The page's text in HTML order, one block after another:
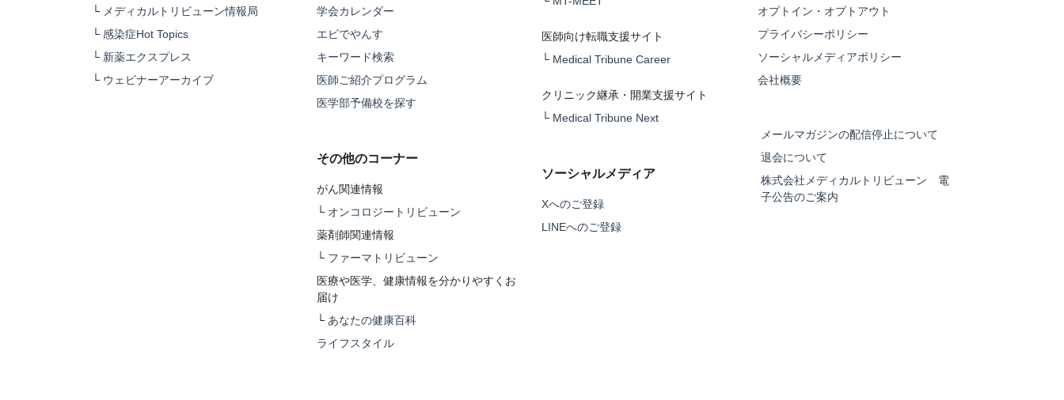
└ メディカルトリビューン情報局
└ 感染症Hot Topics
└ 新薬エクスプレス
└ ウェビナーアーカイブ
学会カレンダー
エビでやんす
キーワード検索
医師ご紹介プログラム
医学部予備校を探す
その他のコーナー
がん関連情報
└ オンコロジートリビューン
薬剤師関連情報
└ ファーマトリビューン
医療や医学、健康情報を分かりやすくお
届け
└ あなたの健康百科
ライフスタイル
医師向け転職支援サイト
└ Medical Tribune Career
クリニック継承・開業支援サイト
└ Medical Tribune Next
ソーシャルメディア
Xへのご登録
LINEへのご登録
オプトイン・オプトアウト
プライバシーポリシー
ソーシャルメディアポリシー
会社概要
メールマガジンの配信停止について
退会について
株式会社メディカルトリビューン 電
子公告のご案内